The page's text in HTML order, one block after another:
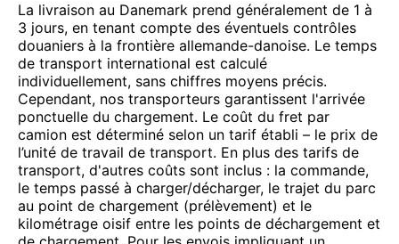
La livraison au Danemark prend généralement de 1 à
3 jours, en tenant compte des éventuels contrôles
douaniers à la frontière allemande-danoise. Le temps
de transport international est calculé
individuellement, sans chiffres moyens précis.
Cependant, nos transporteurs garantissent l'arrivée
ponctuelle du chargement. Le coût du fret par
camion est déterminé selon un tarif établi – le prix de
l’unité de travail de transport. En plus des tarifs de
transport, d'autres coûts sont inclus : la commande,
le temps passé à charger/décharger, le trajet du parc
au point de chargement (prélèvement) et le
kilométrage oisif entre les points de déchargement et